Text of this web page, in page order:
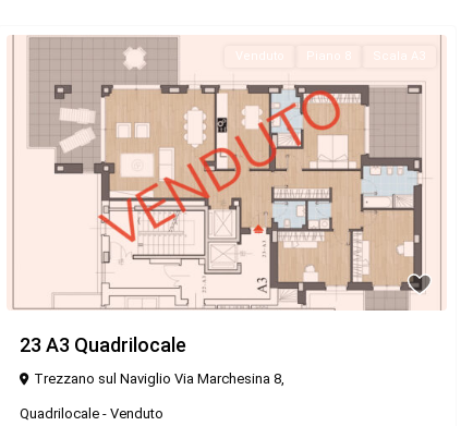
Venduto Piano 8 Scala A3
23 A3 Quadrilocale
Trezzano sul Naviglio Via Marchesina 8,
Quadrilocale - Venduto